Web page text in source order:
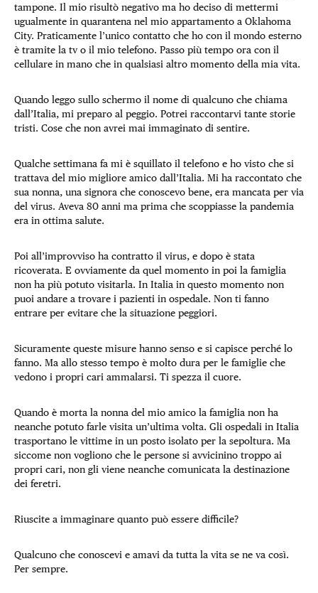
tampone. Il mio risultò negativo ma ho deciso di mettermi
ugualmente in quarantena nel mio appartamento a Oklahoma
City. Praticamente l’unico contatto che ho con il mondo esterno
è tramite la tv o il mio telefono. Passo più tempo ora con il
cellulare in mano che in qualsiasi altro momento della mia vita.
Quando leggo sullo schermo il nome di qualcuno che chiama
dall’Italia, mi preparo al peggio. Potrei raccontarvi tante storie
tristi. Cose che non avrei mai immaginato di sentire.
Qualche settimana fa mi è squillato il telefono e ho visto che si
trattava del mio migliore amico dall’Italia. Mi ha raccontato che
sua nonna, una signora che conoscevo bene, era mancata per via
del virus. Aveva 80 anni ma prima che scoppiasse la pandemia
era in ottima salute.
Poi all’improvviso ha contratto il virus, e dopo è stata
ricoverata. E ovviamente da quel momento in poi la famiglia
non ha più potuto visitarla. In Italia in questo momento non
puoi andare a trovare i pazienti in ospedale. Non ti fanno
entrare per evitare che la situazione peggiori.
Sicuramente queste misure hanno senso e si capisce perché lo
fanno. Ma allo stesso tempo è molto dura per le famiglie che
vedono i propri cari ammalarsi. Ti spezza il cuore.
Quando è morta la nonna del mio amico la famiglia non ha
neanche potuto farle visita un’ultima volta. Gli ospedali in Italia
trasportano le vittime in un posto isolato per la sepoltura. Ma
siccome non vogliono che le persone si avvicinino troppo ai
propri cari, non gli viene neanche comunicata la destinazione
dei feretri.
Riuscite a immaginare quanto può essere difficile?
Qualcuno che conoscevi e amavi da tutta la vita se ne va così.
Per sempre.